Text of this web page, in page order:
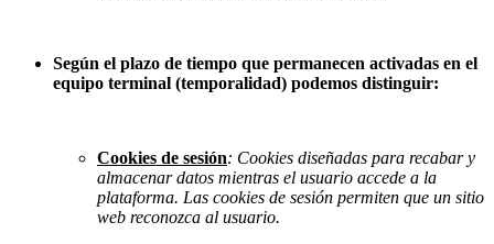
Según el plazo de tiempo que permanecen activadas en el
equipo terminal (temporalidad) podemos distinguir:
Cookies de sesión: Cookies diseñadas para recabar y
almacenar datos mientras el usuario accede a la
plataforma. Las cookies de sesión permiten que un sitio
web reconozca al usuario.